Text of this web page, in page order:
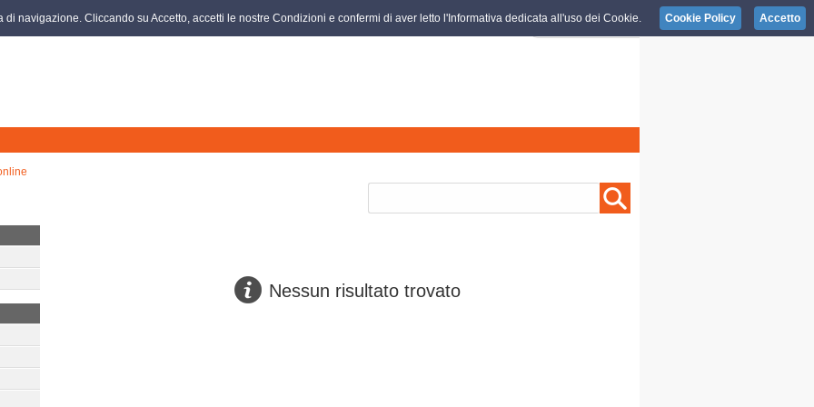
Nessun risultato trovato
navigazione. Cliccando su Accetto, accetti le nostre Condizioni e confermi di aver letto l'Informativa dedicata all'uso dei Cookie. Cookie Policy Accetto